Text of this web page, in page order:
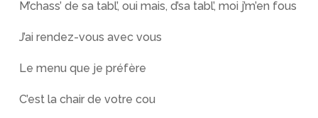
M’chass’ de sa tabl’, oui mais, d’sa tabl’, moi j’m’en fous
J’ai rendez-vous avec vous
Le menu que je préfère
C’est la chair de votre cou